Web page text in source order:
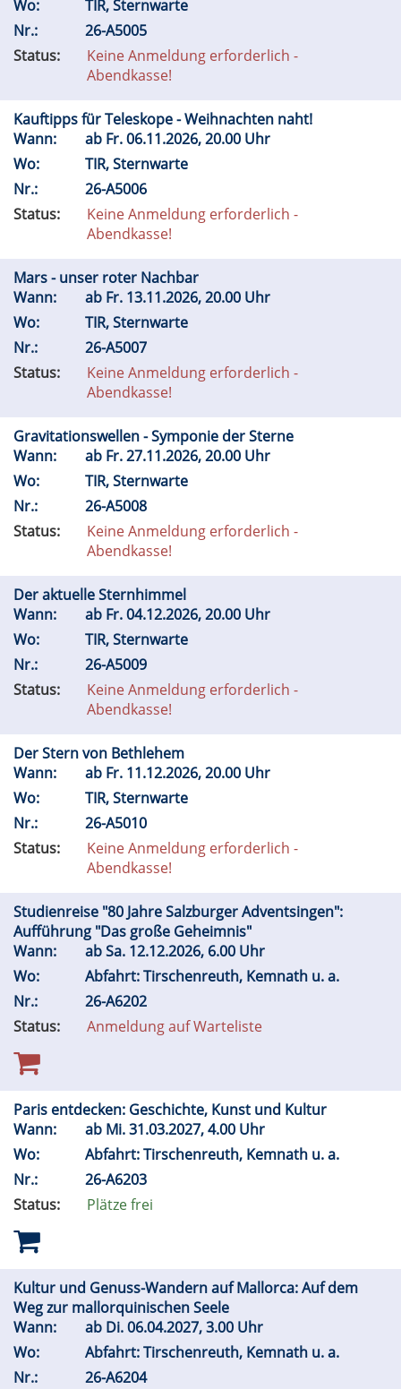
Wo:
TIR, Sternwarte
Nr.:
26-A5005
Status:
Keine Anmeldung erforderlich -
Abendkasse!
Kauftipps für Teleskope - Weihnachten naht!
Wann:
ab Fr.06.11.2026, 20.00 Uhr
Wo:
TIR, Sternwarte
Nr.:
26-A5006
Status:
Keine Anmeldung erforderlich -
Abendkasse!
Mars - unser roter Nachbar
Wann:
ab Fr. 13.11.2026, 20.00 Uhr
Wo:
TIR, Sternwarte
Nr.:
26-A5007
Status:
Keine Anmeldung erforderlich -
Abendkasse!
Gravitationswellen - Symponie der Sterne
Wann:
ab Fr.27.11.2026, 20.00 Uhr
Wo:
TIR, Sternwarte
Nr.:
26-A5008
Status:
Keine Anmeldung erforderlich -
Abendkasse!
Der aktuelle Sternhimmel
Wann:
ab Fr.04.12.2026, 20.00 Uhr
Wo:
TIR, Sternwarte
Nr.:
26-A5009
Status:
Keine Anmeldung erforderlich -
Abendkasse!
Der Stern von Bethlehem
Wann:
ab Fr. 11.12.2026, 20.00 Uhr
Wo:
TIR, Sternwarte
Nr.:
26-A5010
Status:
Keine Anmeldung erforderlich -
Abendkasse!
Studienreise "80 Jahre Salzburger Adventsingen":
Aufführung "Das große Geheimnis"
Wann:
abSa. 12.12.2026, 6.00 Uhr
Wo:
Abfahrt: Tirschenreuth, Kemnath u. a.
Nr.:
26-A6202
Status:
Anmeldung auf Warteliste
Paris entdecken: Geschichte, Kunst und Kultur
Wann:
ab Mi.31.03.2027, 4.00 Uhr
Wo:
Abfahrt: Tirschenreuth, Kemnath u. a.
Nr.:
26-A6203
Status:
Plätze frei
Kultur und Genuss-Wandern auf Mallorca: Auf dem
Weg zur mallorquinischen Seele
Wann:
ab Di.06.04.2027, 3.00 Uhr
Wo:
Abfahrt: Tirschenreuth, Kemnath u. a.
Nr.:
26-A6204